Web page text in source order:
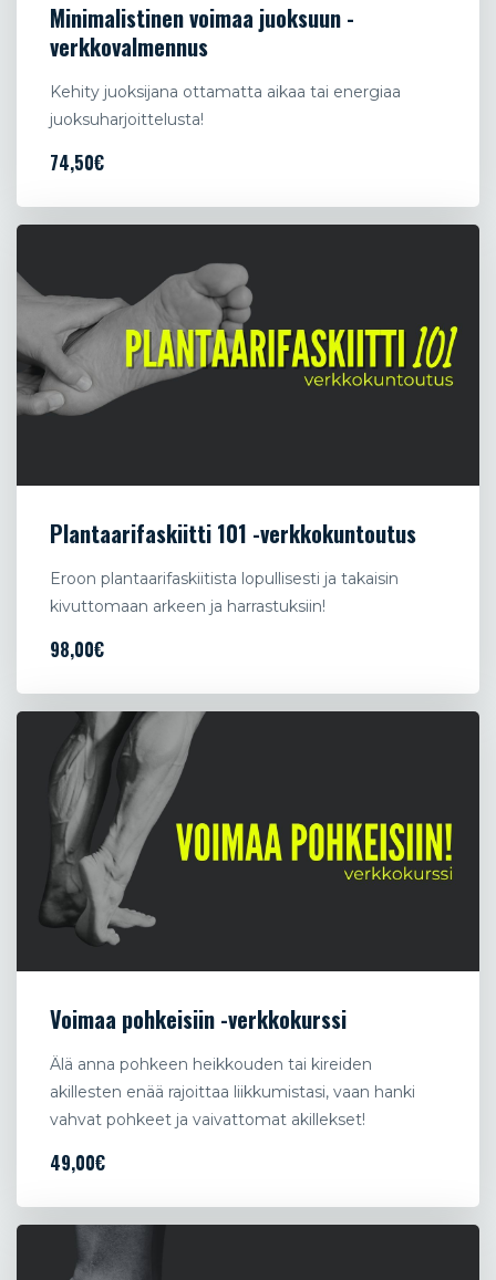
Minimalistinen voimaa juoksuun -
verkkovalmennus
Kehity juoksijana ottamatta aikaa tai energiaa
juoksuharjoittelusta!
74,50€
Plantaarifaskiitti 101 -verkkokuntoutus
Eroon plantaarifaskiitista lopullisesti ja takaisin
kivuttomaan arkeen ja harrastuksiin!
98,00€
Voimaa pohkeisiin -verkkokurssi
Älä anna pohkeen heikkouden tai kireiden
akillesten enää rajoittaa liikkumistasi, vaan hanki
vahvat pohkeet ja vaivattomat akillekset!
49,00€